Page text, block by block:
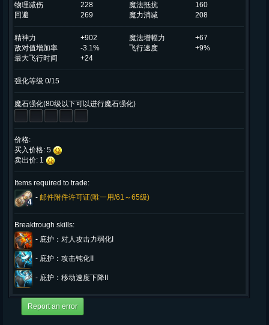
物理减伤 228 魔法抵抗
160
回避
269 魔力消减 208
精神力 +902 魔法增幅力
+67
敌对值增加率
-3.1% 飞行速度
+9%
最大飞行时间
+24
强化等级 0/15
魔石强化(80级以下可以进行魔石强化)
价格:
买入价格: 5
卖出价: 1
Items required to trade:
4
- 邮件附件许可证(唯一用/61～65级)
Breaktrough skills:
- 庇护：对人攻击力弱化I
- 庇护：攻击钝化II
- 庇护：移动速度下降II